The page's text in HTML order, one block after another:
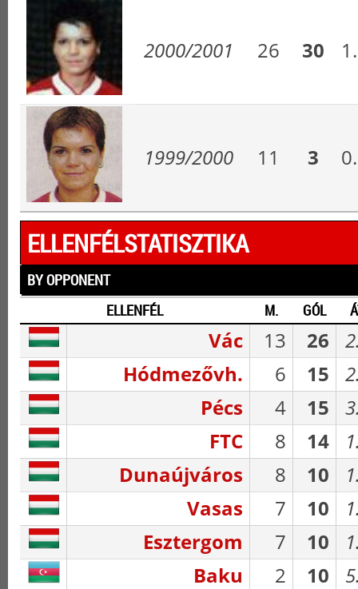
2000/2001 26 30
1999/2000 11 3
ELLENFÉLSTATISZTIKA
BY OPPONENT
ELLENFÉL
M. GÓL
Vác 13 26
Hódmezővh.
6 15
Pécs
4 15
FTC
8 14
Dunaújváros
8 10
Vasas
7 10
Esztergom
7 10
Baku
2 10